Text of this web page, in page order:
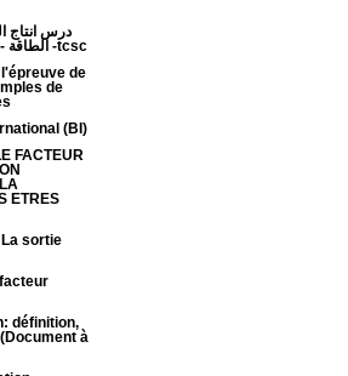
درس انتاج
الطاقة - علوم الحياة و الارض -tcsc
de
de
(BI)
FACTEUR
ETRES
sortie
définition,
à